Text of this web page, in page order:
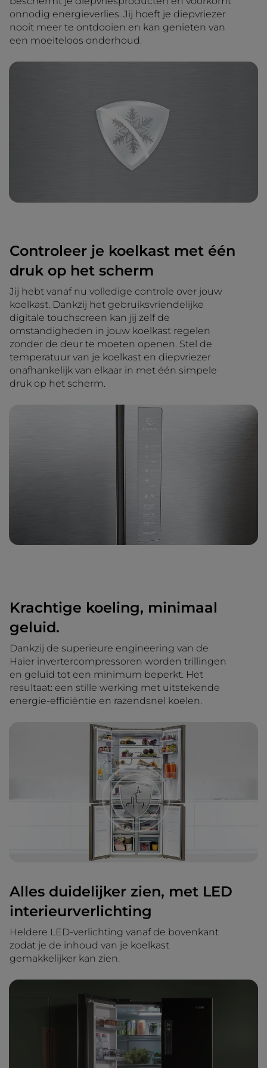
onnodig energieverlies. Jij hoeft je diepvriezer
nooit meer te ontdooien en kan genieten van
een moeiteloos onderhoud.
Controleer je koelkast met één
druk op het scherm
Jij hebt vanaf nu volledige controle over jouw
koelkast. Dankzij het gebruiksvriendelijke
digitale touchscreen kan jij zelf de
omstandigheden in jouw koelkast regelen
zonder de deur te moeten openen. Stel de
temperatuur van je koelkast en diepvriezer
onafhankelijk van elkaar in met één simpele
druk op het scherm.
Krachtige koeling, minimaal
geluid.
Dankzij de superieure engineering van de
Haier invertercompressoren worden trillingen
en geluid tot een minimum beperkt. Het
resultaat: een stille werking met uitstekende
energie-efficiëntie en razendsnel koelen.
Alles duidelijker zien, met LED
interieurverlichting
Heldere LED-verlichting vanaf de bovenkant
zodat je de inhoud van je koelkast
gemakkelijker kan zien.